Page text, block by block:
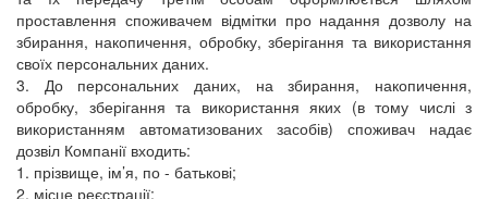
проставлення споживачем відмітки про надання дозволу на
збирання, накопичення, обробку, зберігання та використання
своїх персональних даних.
3. До персональних даних, на збирання, накопичення,
обробку, зберігання та використання яких (в тому числі з
використанням автоматизованих засобів) споживач надає
дозвіл Компанії входить:
1. прізвище, ім’я, по - батькові;
2. місце реєстрації;